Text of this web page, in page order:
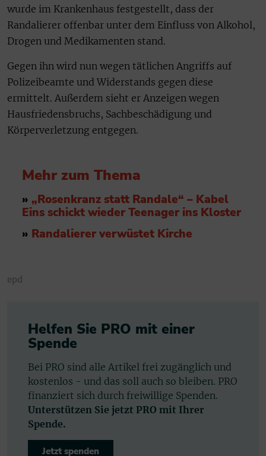
wurde im Krankenhaus festgestellt, dass der
Randalierer offenbar unter dem Einfluss von Alkohol,
Drogen und Medikamenten stand.
Gegen ihn wird nun wegen tätlichen Angriffs auf
Polizeibeamte und Widerstands gegen diese
ermittelt. Außerdem sieht er Anzeigen wegen
Hausfriedensbruchs, Sachbeschädigung und
Körperverletzung entgegen.
Mehr zum Thema
» „Rosenkranz statt Randale“ – Kabel
Eins schickt wieder Teenager ins Kloster
» Randalierer verwüstet Kirche
epd
Helfen Sie PRO mit einer
Spende
Bei PRO sind alle Artikel frei zugänglich und
kostenlos - und das soll auch so bleiben. PRO
finanziert sich durch freiwillige Spenden.
Unterstützen Sie jetzt PRO mit Ihrer
Spende.
Jetzt spenden